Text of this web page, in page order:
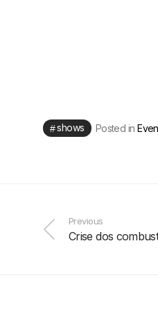
shows Posted in
Previous
Crise dos